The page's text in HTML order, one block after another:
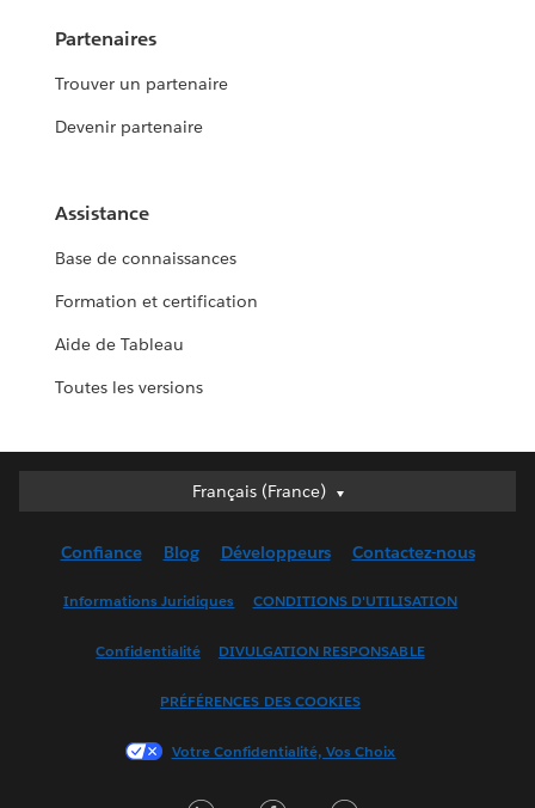
Partenaires
Trouver un partenaire
Devenir partenaire
Assistance
Base de connaissances
Formation et certification
Aide de Tableau
Toutes les versions
Français (France)
Français (France)
English (UK)
Français (Canada)
한국어
Confiance Blog Développeurs Contactez-nous
Informations Juridiques CONDITIONS D'UTILISATION
Confidentialité DIVULGATION RESPONSABLE
PRÉFÉRENCES DES COOKIES
Votre Confidentialité, Vos Choix